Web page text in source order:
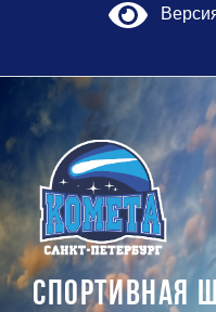
СПОРТИВНАЯ